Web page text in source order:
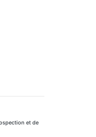
et de